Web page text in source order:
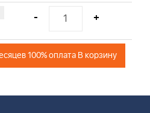
- +
100% оплата В корзину